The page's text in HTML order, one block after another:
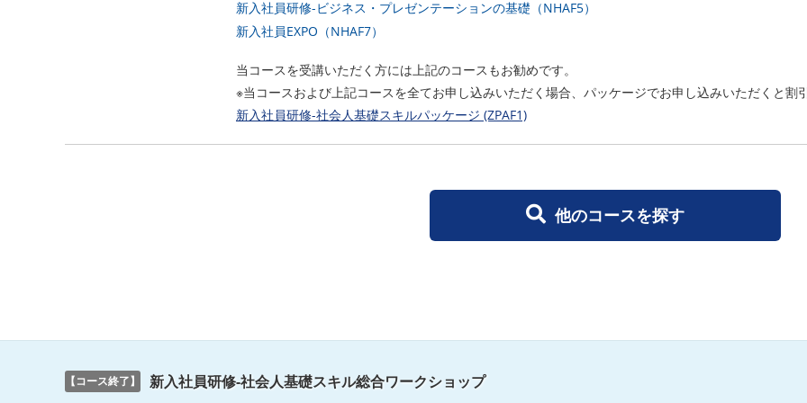
新入社員研修-ビジネス・プレゼンテーションの基礎（NHAF5）
新入社員EXPO（NHAF7）
当コースを受講いただく方には上記のコースもお勧めです。
※当コースおよび上記コースを全てお申し込みいただく場合、パッケージでお申し込みいただくと割
新入社員研修-社会人基礎スキルパッケージ (ZPAF1)
他のコースを探す
【コース終了】 新入社員研修-社会人基礎スキル総合ワークショップ